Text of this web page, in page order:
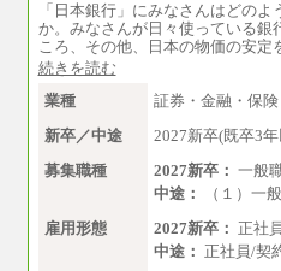
「日本銀行」にみなさんはどの
か。みなさんが日々使っている銀
ころ、その他、日本の物価の安
続きを読む
業種
証券・金融・保険
新卒／中途
2027新卒(既卒3
募集職種
2027新卒： 一般
中途：
（１）一
雇用形態
2027新卒： 正社員
中途： 正社員/契